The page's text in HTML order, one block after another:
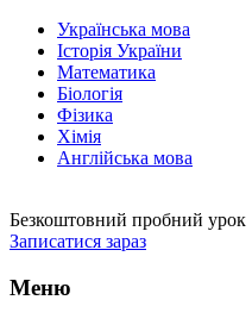
Українська мова
Історія України
Математика
Біологія
Фізика
Хімія
Англійська мова
Безкоштовний пробний урок
Записатися зараз
Меню